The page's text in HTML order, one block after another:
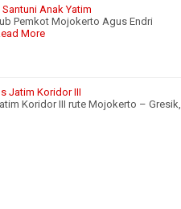
Anak Yatim
Pemkot Mojokerto Agus Endri
More
Jatim Koridor III
Koridor III rute Mojokerto – Gresik,